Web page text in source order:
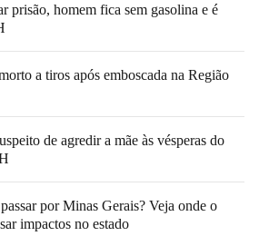
prisão, homem fica sem gasolina e é
a tiros após emboscada na Região
de agredir a mãe às vésperas do
por Minas Gerais? Veja onde o
impactos no estado